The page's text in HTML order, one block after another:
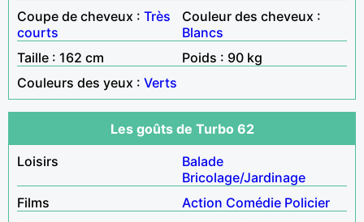
Coupe de cheveux : Très
courts
Couleur des cheveux :
Blancs
Taille : 162 cm
Poids : 90 kg
Couleurs des yeux : Verts
Les goûts de Turbo 62
Loisirs
Balade
Bricolage/Jardinage
Films
Action Comédie Policier